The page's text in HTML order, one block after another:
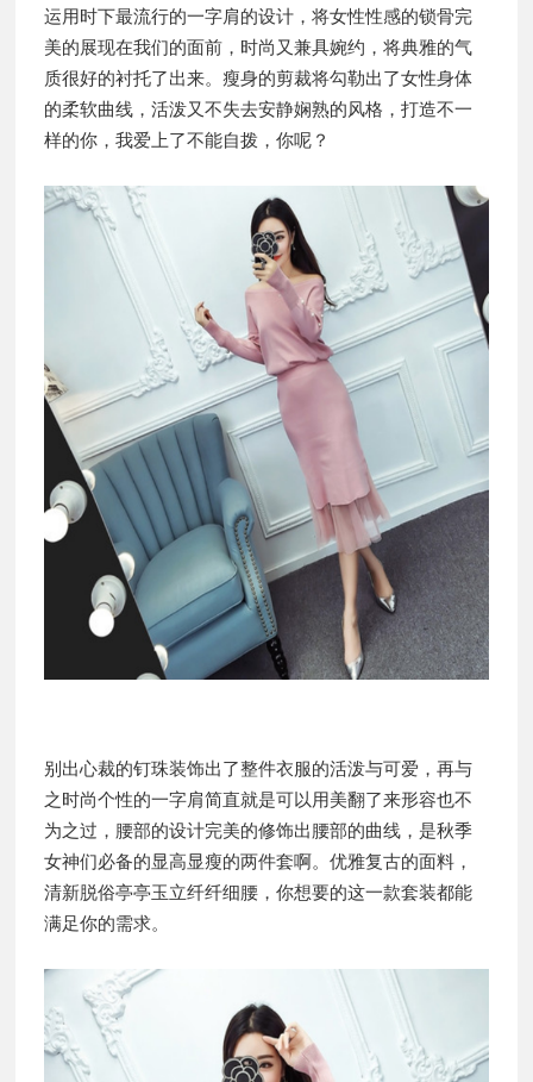
运用时下最流行的一字肩的设计，将女性性感的锁骨完
美的展现在我们的面前，时尚又兼具婉约，将典雅的气
质很好的衬托了出来。瘦身的剪裁将勾勒出了女性身体
的柔软曲线，活泼又不失去安静娴熟的风格，打造不一
样的你，我爱上了不能自拨，你呢？
别出心裁的钉珠装饰出了整件衣服的活泼与可爱，再与
之时尚个性的一字肩简直就是可以用美翻了来形容也不
为之过，腰部的设计完美的修饰出腰部的曲线，是秋季
女神们必备的显高显瘦的两件套啊。优雅复古的面料，
清新脱俗亭亭玉立纤纤细腰，你想要的这一款套装都能
满足你的需求。